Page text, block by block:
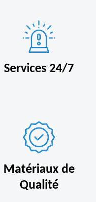
Services 24/7
Matériaux de
Qualité